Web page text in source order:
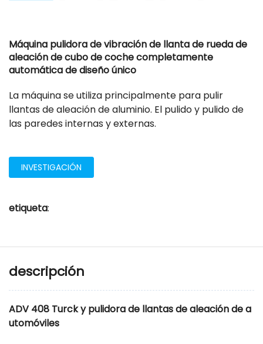
Máquina pulidora de vibración de llanta de rueda de
aleación de cubo de coche completamente
automática de diseño único
La máquina se utiliza principalmente para pulir
llantas de aleación de aluminio. El pulido y pulido de
las paredes internas y externas.
INVESTIGACIÓN
etiqueta:
descripción
ADV 408 Turck y pulidora de llantas de aleación de a
utomóviles